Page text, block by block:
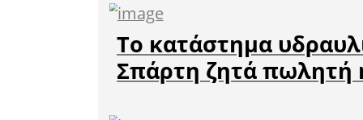
σπεύδει